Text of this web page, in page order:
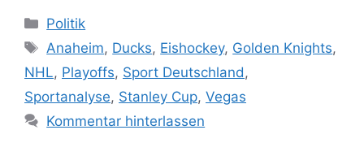
Kategorien
Politik
Schlagwörter
Anaheim, Ducks, Eishockey, Golden Knights,
NHL, Playoffs, Sport Deutschland ,
Sportanalyse, Stanley Cup, Vegas
Kommentar hinterlassen